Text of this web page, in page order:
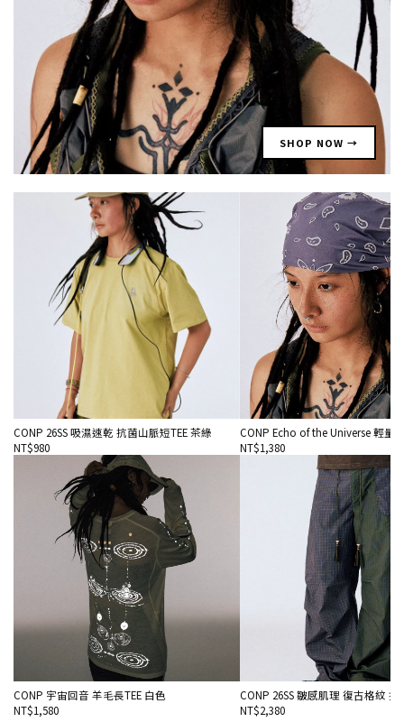
SHOP NOW →
CONP 26SS 吸濕速乾 抗菌山脈短TEE 茶綠
NT$980
CONP Echo of the Universe 輕量
NT$1,380
CONP 宇宙回音 羊毛長TEE 白色
NT$1,580
CONP 26SS 皺感肌理 復古格紋 拼
NT$2,380